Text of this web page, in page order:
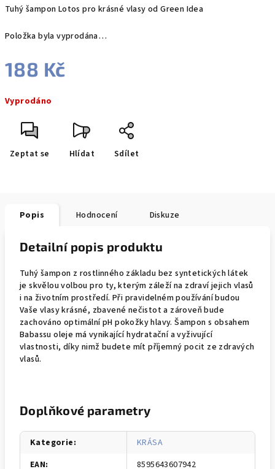
Tuhý šampon Lotos pro krásné vlasy od Green Idea
Položka byla vyprodána…
188 Kč
cena:
Vyprodáno
Zeptat se Hlídat Sdílet
Popis Hodnocení Diskuze
Detailní popis produktu
Tuhý šampon z rostlinného základu bez syntetických látek
je skvělou volbou pro ty, kterým záleží na zdraví jejich vlasů
i na životním prostředí. Při pravidelném používání budou
Vaše vlasy krásné, zbavené nečistot a zároveň bude
zachováno optimální pH pokožky hlavy. Šampon s obsahem
Babassu oleje má vynikající hydratační a vyživující
vlastnosti, díky nimž budete mít příjemný pocit ze zdravých
vlasů.
Doplňkové parametry
Kategorie:
KRÁSA
EAN:
8595643607942